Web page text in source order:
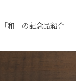
和」の記念品紹介